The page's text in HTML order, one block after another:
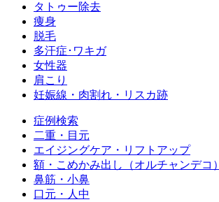
タトゥー除去
痩身
脱毛
多汗症･ワキガ
女性器
肩こり
妊娠線・肉割れ・リスカ跡
症例検索
二重・目元
エイジングケア・リフトアップ
額・こめかみ出し（オルチャンデコ）
鼻筋・小鼻
口元・人中